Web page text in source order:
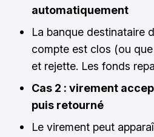
automatiquement
La banque destinataire
compte est clos (ou que
et rejette. Les fonds
Cas 2 : virement
puis retourné
Le virement peut